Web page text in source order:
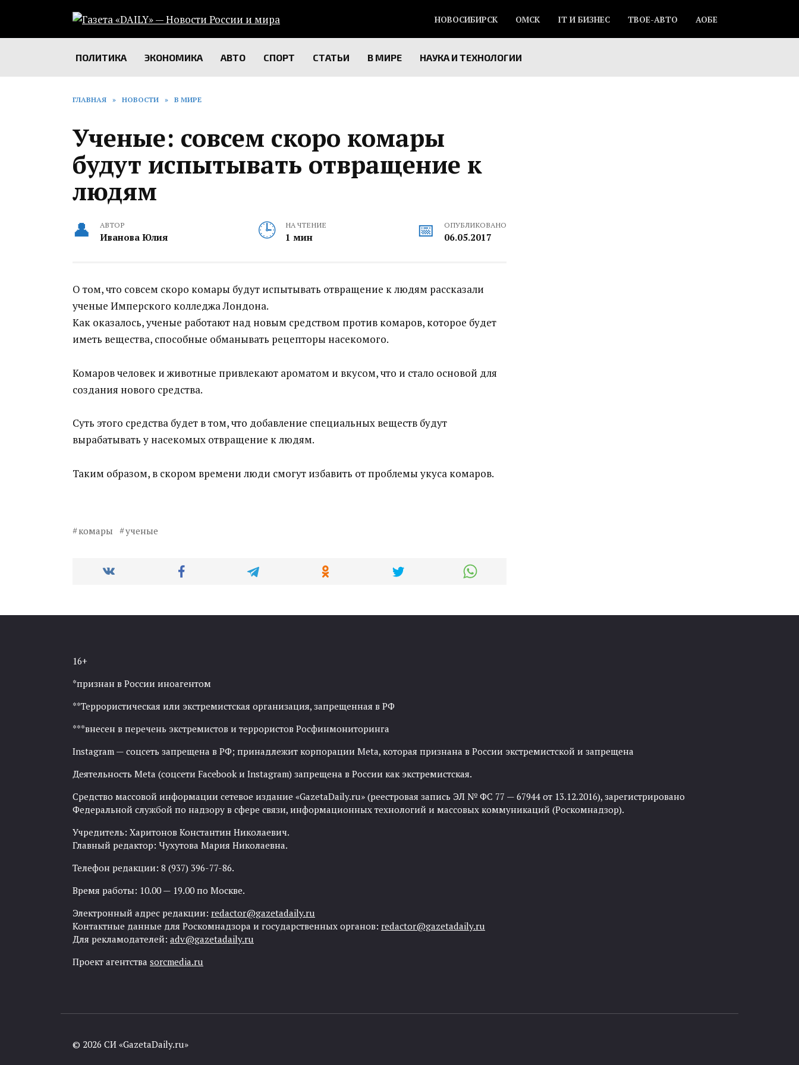
содержанию
НОВОСИБИРСК ОМСК IT И БИЗНЕС ТВОЕ-АВТО АОБЕ
ПОЛИТИКА ЭКОНОМИКА АВТО СПОРТ СТАТЬИ В МИРЕ НАУКА И ТЕХНОЛОГИИ
ГЛАВНАЯ » НОВОСТИ » В МИРЕ
Ученые: совсем скоро комары
будут испытывать отвращение к
людям
АВТОР
Иванова Юлия
НА ЧТЕНИЕ
1 мин
ОПУБЛИКОВАНО
06.05.2017
О том, что совсем скоро комары будут испытывать отвращение к людям рассказали
ученые Имперского колледжа Лондона.
Как оказалось, ученые работают над новым средством против комаров, которое будет
иметь вещества, способные обманывать рецепторы насекомого.
Комаров человек и животные привлекают ароматом и вкусом, что и стало основой для
создания нового средства.
Суть этого средства будет в том, что добавление специальных веществ будут
вырабатывать у насекомых отвращение к людям.
Таким образом, в скором времени люди смогут избавить от проблемы укуса комаров.
комары ученые
16+
*признан в России иноагентом
**Террористическая или экстремистская организация, запрещенная в РФ
***внесен в перечень экстремистов и террористов Росфинмониторинга
Instagram — соцсеть запрещена в РФ; принадлежит корпорации Meta, которая признана в России экстремистской и запрещена
Деятельность Meta (соцсети Facebook и Instagram) запрещена в России как экстремистская.
Средство массовой информации сетевое издание «GazetaDaily.ru» (реестровая запись ЭЛ № ФС 77 — 67944 от 13.12.2016), зарегистрировано
Федеральной службой по надзору в сфере связи, информационных технологий и массовых коммуникаций (Роскомнадзор).
Учредитель: Харитонов Константин Николаевич.
Главный редактор: Чухутова Мария Николаевна.
Телефон редакции: 8 (937) 396-77-86.
Время работы: 10.00 — 19.00 по Москве.
Электронный адрес редакции: redactor@gazetadaily.ru
Контактные данные для Роскомнадзора и государственных органов: redactor@gazetadaily.ru
Для рекламодателей: adv@gazetadaily.ru
Проект агентства sorcmedia.ru
© 2026 СИ «GazetaDaily.ru»